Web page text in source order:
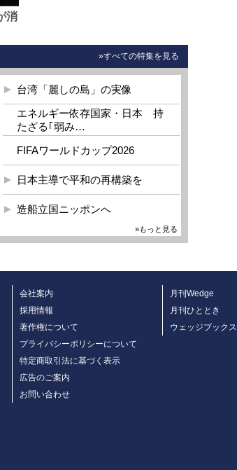
消
»すべての特集を見る
台湾「麗しの島」の実像
エネルギー依存国家・日本 持
たざる｢弱み…
FIFAワールドカップ2026
日本主導で平和の再構築を
造船立国ニッポンへ
»もっと見る
会社案内
採用情報
著作権について
プライバシーポリシーについて
特定商取引法に基づく表示
広告のご案内
お問い合わせ
月刊Wedge
月刊ひととき
ウェッジブックス